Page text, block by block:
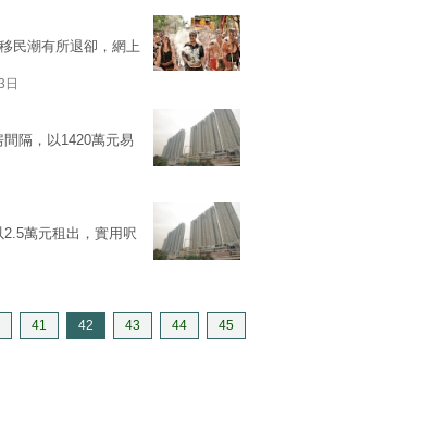
民潮有所退卻，網上
隔，以1420萬元易
萬元租出，實用呎
41 42 43 44 45